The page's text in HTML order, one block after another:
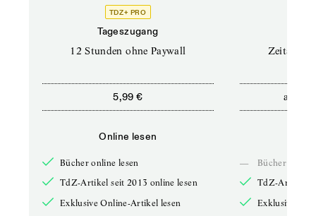
TDZ+ PRO
Tageszugang
12 Stunden ohne Paywall
5,99 €
Online lesen
Bücher online lesen
TdZ-Artikel seit 2013 online lesen
Exklusive Online-Artikel lesen
ab
—
Bücher online
TdZ-Artikel
Exklusive